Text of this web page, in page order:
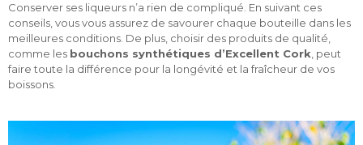
Conserver ses liqueurs n’a rien de compliqué. En suivant ces
conseils, vous vous assurez de savourer chaque bouteille dans les
meilleures conditions. De plus, choisir des produits de qualité,
comme les bouchons synthétiques d’Excellent Cork , peut
faire toute la différence pour la longévité et la fraîcheur de vos
boissons.